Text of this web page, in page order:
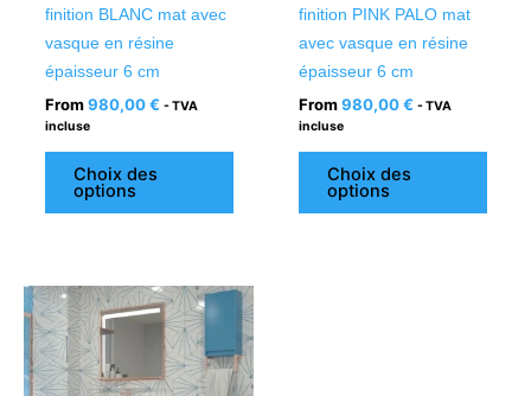
finition BLANC mat avec
vasque en résine
épaisseur 6 cm
From 980,00€ - TVA
incluse
Choix des
options
finition PINK PALO mat
avec vasque en résine
épaisseur 6 cm
From 980,00€ - TVA
incluse
Choix des
options
Ce
produit
a
plusieurs